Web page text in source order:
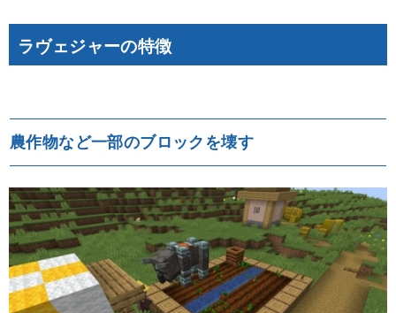
ラヴェジャーの特徴
農作物など一部のブロックを壊す